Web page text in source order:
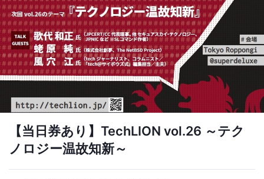
【当日券あり】TechLION vol.26 ～テク
ノロジー温故知新～